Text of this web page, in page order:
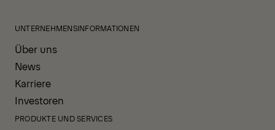
UNTERNEHMENSINFORMATIONEN
Über uns
News
Karriere
Investoren
PRODUKTE UND SERVICES